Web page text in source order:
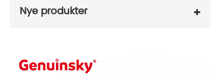
Nye produkter